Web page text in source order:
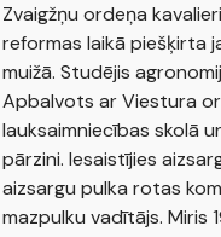
Zvaigžņu ordeņa
reformas laikā piešķirta
muižā. Studējis
Apbalvots ar Viestura
lauksaimniecības skolā
pārzini. Iesaistījies
aizsargu pulka rotas
mazpulku vadītājs. Miris